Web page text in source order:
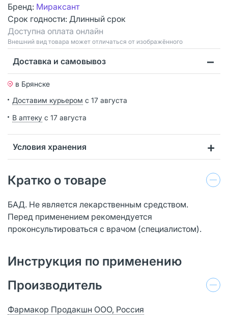
Бренд: Мираксант
Срок годности: Длинный срок
Доступна оплата онлайн
Bнешний вид товара может отличаться от изображённого
Доставка и самовывоз
в Брянске
Доставим курьером с 17 августа
В аптеку с 17 августа
Условия хранения
Кратко о товаре
БАД. Не является лекарственным средством.
Перед применением рекомендуется
проконсультироваться с врачом (специалистом).
Инструкция по применению
Производитель
Фармакор Продакшн ООО, Россия